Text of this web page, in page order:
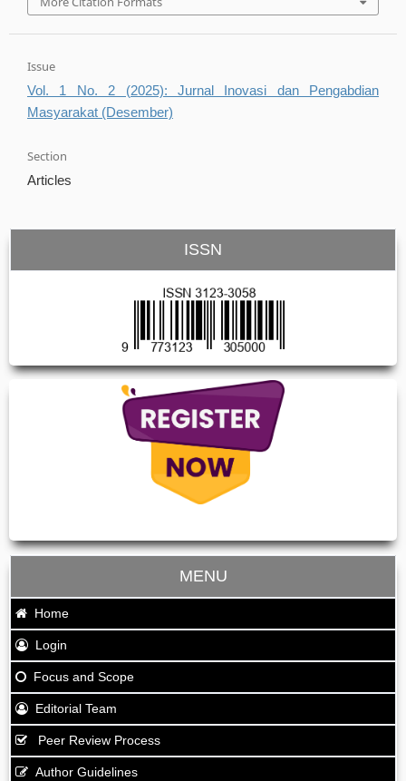
Issue
Vol. 1 No. 2 (2025): Jurnal Inovasi dan Pengabdian
Masyarakat (Desember)
Section
Articles
ISSN
MENU
Home
Login
Focus and Scope
Editorial Team
Peer Review Process
Author Guidelines